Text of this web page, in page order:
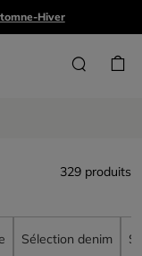
Hiver
329 produits
Sélection denim